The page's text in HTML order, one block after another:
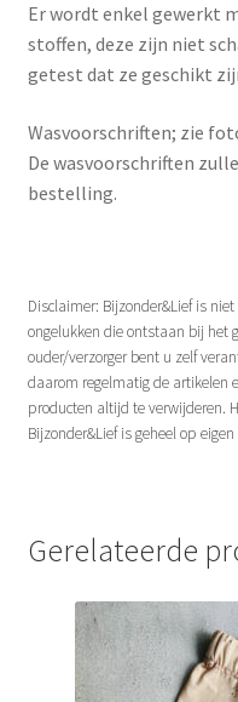
Er wordt enkel gewerkt
stoffen, deze zijn niet
getest dat ze geschikt
Wasvoorschriften; zie
De wasvoorschriften
bestelling.
Disclaimer: Bijzonder&Lief is
ongelukken die ontstaan bij het
ouder/verzorger bent u zelf
daarom regelmatig de artikelen
producten altijd te verwijderen.
Bijzonder&Lief is geheel op eigen
Gerelateerde